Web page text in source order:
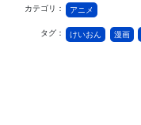
カテゴリ： アニメ
タグ： けいおん 漫画